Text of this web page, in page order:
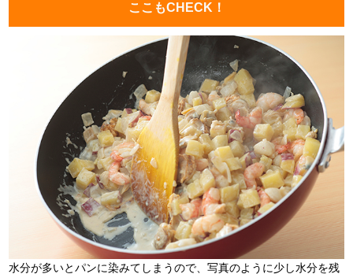
ここもCHECK！
水分が多いとパンに染みてしまうので、写真のように少し水分を残